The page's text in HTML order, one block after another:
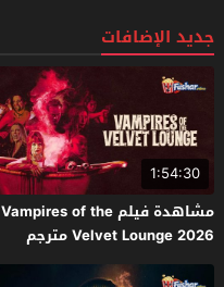
جديد الإضافات
1:54:30
مشاهدة فيلم Vampires of the
Velvet Lounge 2026 مترجم